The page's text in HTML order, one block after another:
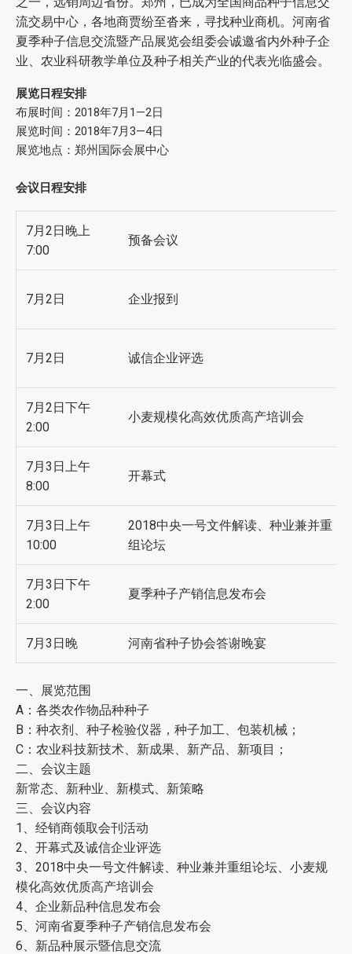
流交易中心，各地商贾纷至沓来，寻找种业商机。河南省
夏季种子信息交流暨产品展览会组委会诚邀省内外种子企
业、农业科研教学单位及种子相关产业的代表光临盛会。
展览日程安排
布展时间：2018年7月1—2日
展览时间：2018年7月3—4日
展览地点：郑州国际会展中心
会议日程安排
7月2日晚上
7:00
预备会议
7月2日 企业报到
7月2日 诚信企业评选
7月2日下午
2:00
小麦规模化高效优质高产培训会
7月3日上午
8:00
开幕式
7月3日上午
10:00
2018中央一号文件解读、种业兼并重
组论坛
7月3日下午
2:00
夏季种子产销信息发布会
7月3日晚 河南省种子协会答谢晚宴
一、展览范围
A：各类农作物品种种子
B：种衣剂、种子检验仪器，种子加工、包装机械；
C：农业科技新技术、新成果、新产品、新项目；
二、会议主题
新常态、新种业、新模式、新策略
三、会议内容
1、经销商领取会刊活动
2、开幕式及诚信企业评选
3、2018中央一号文件解读、种业兼并重组论坛、小麦规
模化高效优质高产培训会
4、企业新品种信息发布会
5、河南省夏季种子产销信息发布会
6、新品种展示暨信息交流